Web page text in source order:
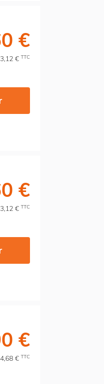
€
€ TTC
€
€ TTC
€
€ TTC